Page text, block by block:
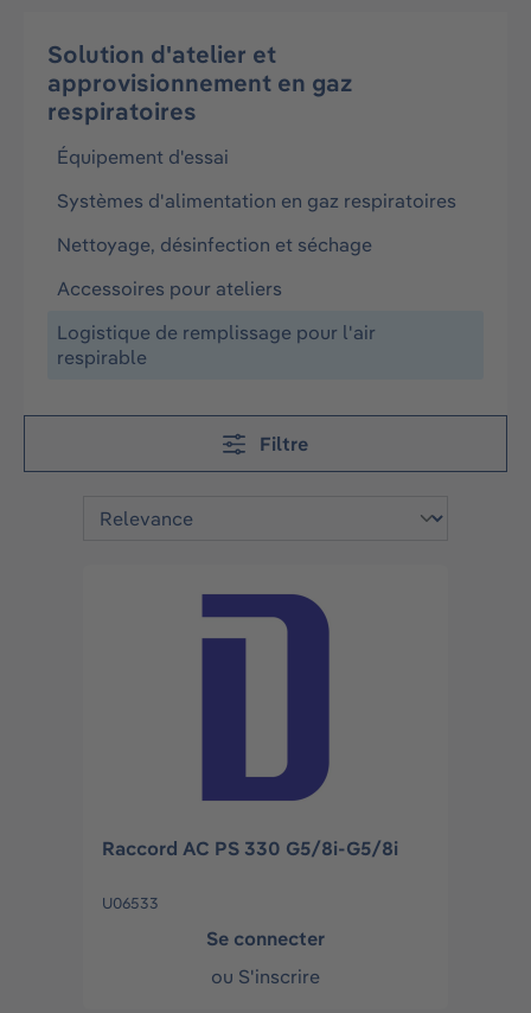
Solution d'atelier et
approvisionnement en gaz
respiratoires
Équipement d'essai
Systèmes d'alimentation en gaz respiratoires
Nettoyage, désinfection et séchage
Accessoires pour ateliers
Logistique de remplissage pour l'air
respirable
Filtre
Raccord AC PS 330 G5/8i-G5/8i
U06533
Se connecter
ou S'inscrire